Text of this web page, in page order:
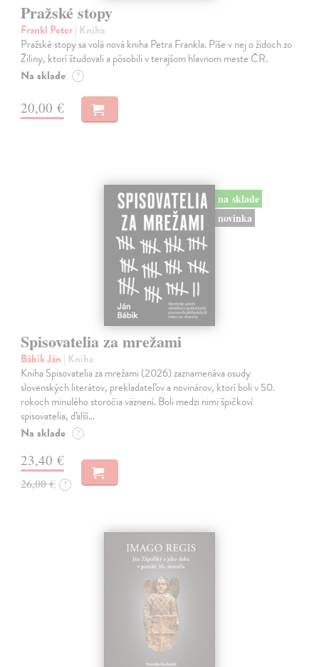
Pražské stopy
Frankl Peter| Kniha
Pražské stopy sa volá nová kniha Petra Frankla. Píše v nej o židoch zo
Žiliny, ktorí študovali a pôsobili v terajšom hlavnom meste ČR.
Na sklade ?
20,00 €
na sklade
novinka
Spisovatelia za mrežami
Bábik Ján | Kniha
Kniha Spisovatelia za mrežami (2026) zaznamenáva osudy
slovenských literátov, prekladateľov a novinárov, ktorí boli v 50.
rokoch minulého storočia väznení. Boli medzi nimi špičkoví
spisovatelia, ďalší…
Na sklade ?
23,40 €
26,00 € ?